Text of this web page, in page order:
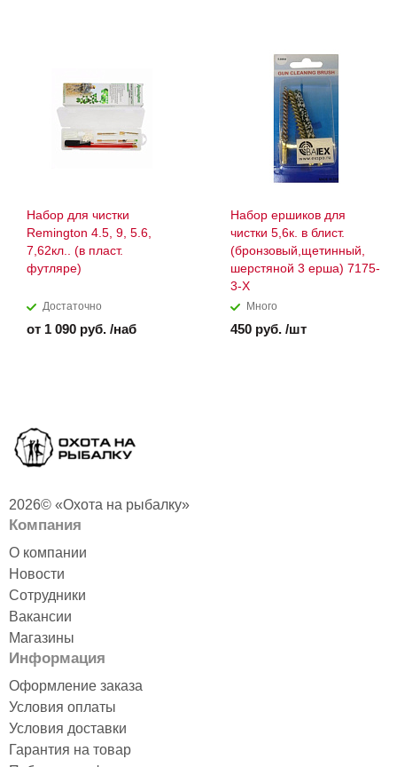
Набор для чистки
Remington 4.5, 9, 5.6,
7,62кл.. (в пласт.
футляре)
Достаточно
от 1 090 руб. /наб
Набор ершиков для
чистки 5,6к. в блист.
(бронзовый,щетинный,
шерстяной 3 ерша) 7175-
3-X
Много
450 руб. /шт
2026© «Охота на рыбалку»
Компания
О компании
Новости
Сотрудники
Вакансии
Магазины
Информация
Оформление заказа
Условия оплаты
Условия доставки
Гарантия на товар